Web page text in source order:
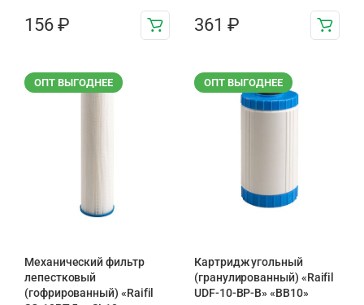
156 ₽ 361 ₽
ОПТ ВЫГОДНЕЕ
Механический фильтр
лепестковый
(гофрированный) «Raifil
ОПТ ВЫГОДНЕЕ
Картридж угольный
(гранулированный) «Raifil
UDF-10-BP-B» «BB10»